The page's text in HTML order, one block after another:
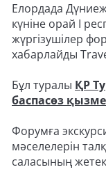
Елордада
күніне орай І
жүргізушілер
хабарлайды
Бұл туралы ҚР
баспасөз
Форумға
мәселелерін
саласының